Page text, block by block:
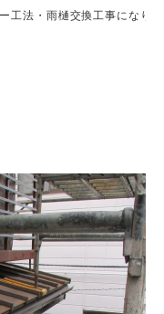
工法・雨樋交換工事になり